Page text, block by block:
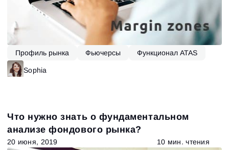
Профиль рынка Фьючерсы
Функционал ATAS
Акции
Sophia
Что нужно знать о фундаментальном
анализе фондового рынка?
20 июня, 2019 10 мин. чтения